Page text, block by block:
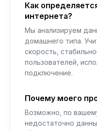
Как
интернета?
Мы анализируем
домашнего типа.
скорость,
пользователей,
подключение.
Почему моего
Возможно, по
недостаточно